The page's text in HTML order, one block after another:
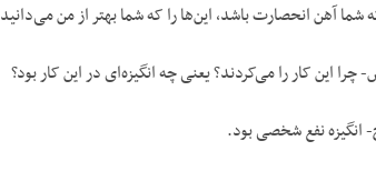
شما آهن انحصارت باشد، این‌ها را که شما بهتر از من
چرا این کار را می‌کردند؟ یعنی چه انگیزه‌ای در این کار بود؟
انگیزه نفع شخصی بود.